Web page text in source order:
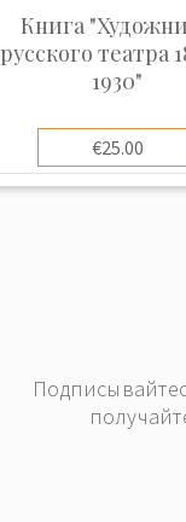
Книга
русского театра
1930"
€25.00